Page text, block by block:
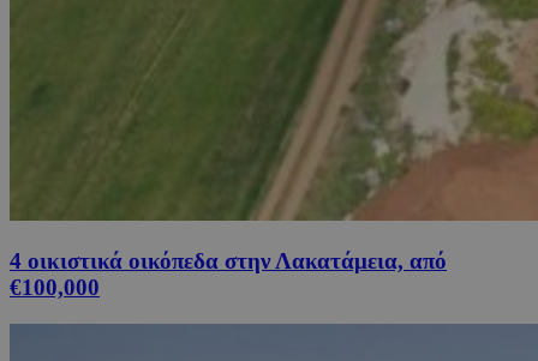
4 οικιστικά οικόπεδα στην Λακατάμεια, από
€100,000